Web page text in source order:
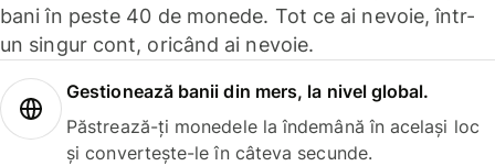
bani în peste 40 de monede. Tot ce ai nevoie, într-
un singur cont, oricând ai nevoie.
Gestionează banii din mers, la nivel global.
Păstrează-ți monedele la îndemână în același loc
și convertește-le în câteva secunde.